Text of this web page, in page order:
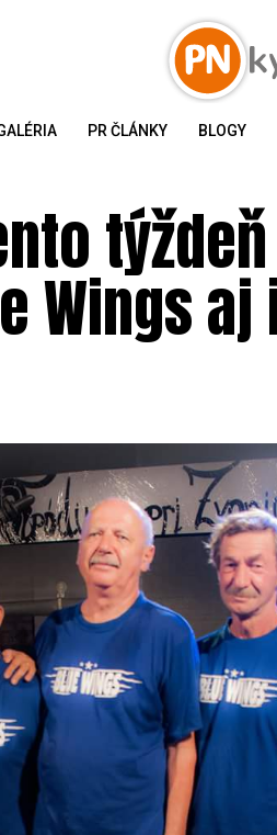
PR ČLÁNKY BLOGY
týždeň
Wings aj